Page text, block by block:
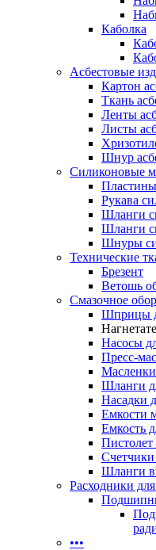
Каболка
Асбестовые
Картон
Ткань
Ленты
Листы
Шнур
Силиконовые
Рукава
Шланги
Шланги
Шнуры
Технические
Брезент
Ветошь
Смазочное
Шприцы
Насосы
Пресс-
Масленки
Шланги
Насадки
Емкости
Емкость
Пистолет
Счетчики
Шланги
Расходники
•••